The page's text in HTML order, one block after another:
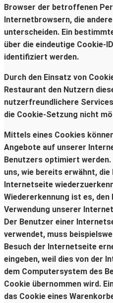
Browser der betroffenen
Internetbrowsern, die
unterscheiden. Ein
über die eindeutige Cookie-
identifiziert werden.
Durch den Einsatz von
Restaurant den Nutzern
nutzerfreundlichere
die Cookie-Setzung nicht
Mittels eines Cookies
Angebote auf unserer
Benutzers optimiert
uns, wie bereits erwähnt,
Internetseite
Wiedererkennung ist es, den
Verwendung unserer
Der Benutzer einer
verwendet, muss
Besuch der Internetseite
eingeben, weil dies von der
dem Computersystem des
Cookie übernommen wird.
das Cookie eines